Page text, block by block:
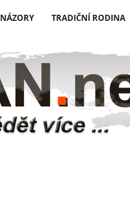
NÁZORY TRADIČNÍ RODINA